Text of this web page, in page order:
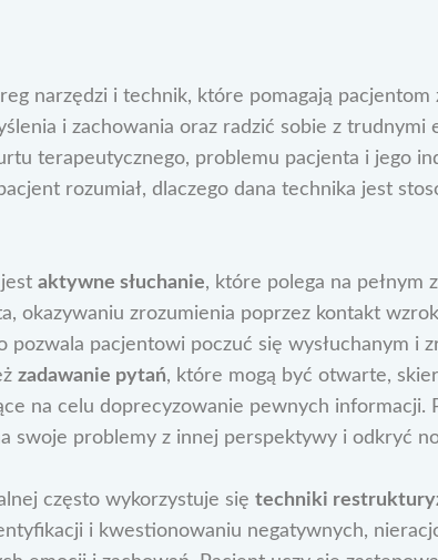
narzędzi i technik, które pomagają pacjentom
i zachowania oraz radzić sobie z trudnymi
terapeutycznego, problemu pacjenta i jego
rozumiał, dlaczego dana technika jest
aktywne słuchanie, które polega na pełnym
okazywaniu zrozumienia poprzez kontakt
pozwala pacjentowi poczuć się wysłuchanym i
zadawanie pytań, które mogą być otwarte,
na celu doprecyzowanie pewnych informacji.
swoje problemy z innej perspektywy i odkryć
często wykorzystuje się techniki
i kwestionowaniu negatywnych,